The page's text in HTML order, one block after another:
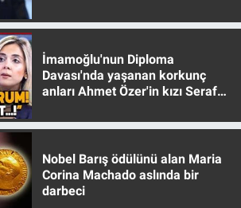
İmamoğlu'nun Diploma
Davası'nda yaşanan korkunç
anları Ahmet Özer'in kızı Seraf
Nobel Barış ödülünü alan Maria
Corina Machado aslında bir
darbeci